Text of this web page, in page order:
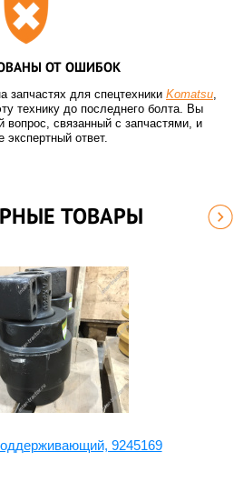
ОТ ОШИБОК
запчастях для спецтехники Komatsu,
технику до последнего болта. Вы
связанный с запчастями, и
экспертный ответ.
ТОВАРЫ
9245169